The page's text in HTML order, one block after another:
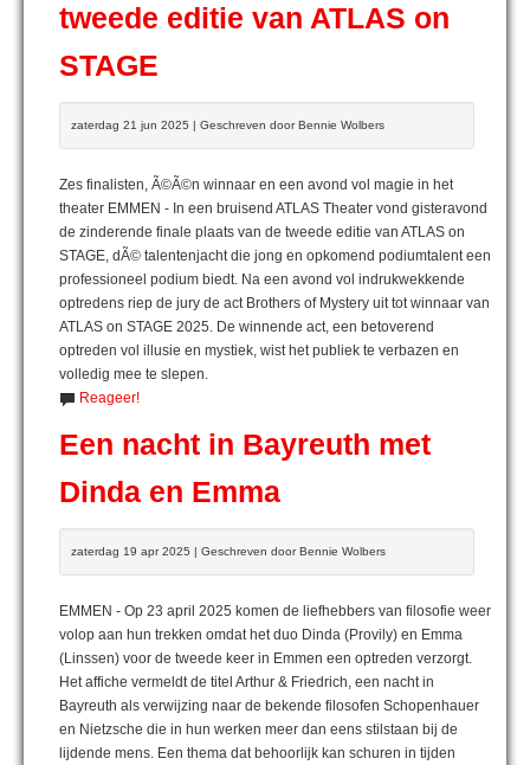
tweede editie van ATLAS on
STAGE
zaterdag 21 jun 2025 | Geschreven door Bennie Wolbers
Zes finalisten, Ã©Ã©n winnaar en een avond vol magie in het
theater EMMEN - In een bruisend ATLAS Theater vond gisteravond
de zinderende finale plaats van de tweede editie van ATLAS on
STAGE, dÃ© talentenjacht die jong en opkomend podiumtalent een
professioneel podium biedt. Na een avond vol indrukwekkende
optredens riep de jury de act Brothers of Mystery uit tot winnaar van
ATLAS on STAGE 2025. De winnende act, een betoverend
optreden vol illusie en mystiek, wist het publiek te verbazen en
volledig mee te slepen.
Reageer!
Een nacht in Bayreuth met
Dinda en Emma
zaterdag 19 apr 2025 | Geschreven door Bennie Wolbers
EMMEN - Op 23 april 2025 komen de liefhebbers van filosofie weer
volop aan hun trekken omdat het duo Dinda (Provily) en Emma
(Linssen) voor de tweede keer in Emmen een optreden verzorgt.
Het affiche vermeldt de titel Arthur & Friedrich, een nacht in
Bayreuth als verwijzing naar de bekende filosofen Schopenhauer
en Nietzsche die in hun werken meer dan eens stilstaan bij de
lijdende mens. Een thema dat behoorlijk kan schuren in tijden